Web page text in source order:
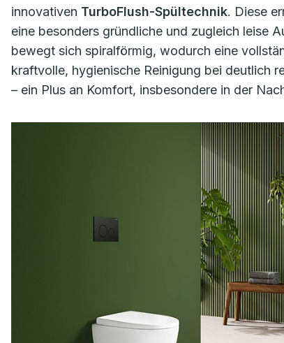
innovativen TurboFlush-Spültechnik. Diese
eine besonders gründliche und zugleich leise
bewegt sich spiralförmig, wodurch eine
kraftvolle, hygienische Reinigung bei deutlich
– ein Plus an Komfort, insbesondere in der